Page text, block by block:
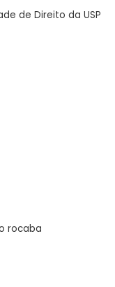
de Direito da USP
rocaba